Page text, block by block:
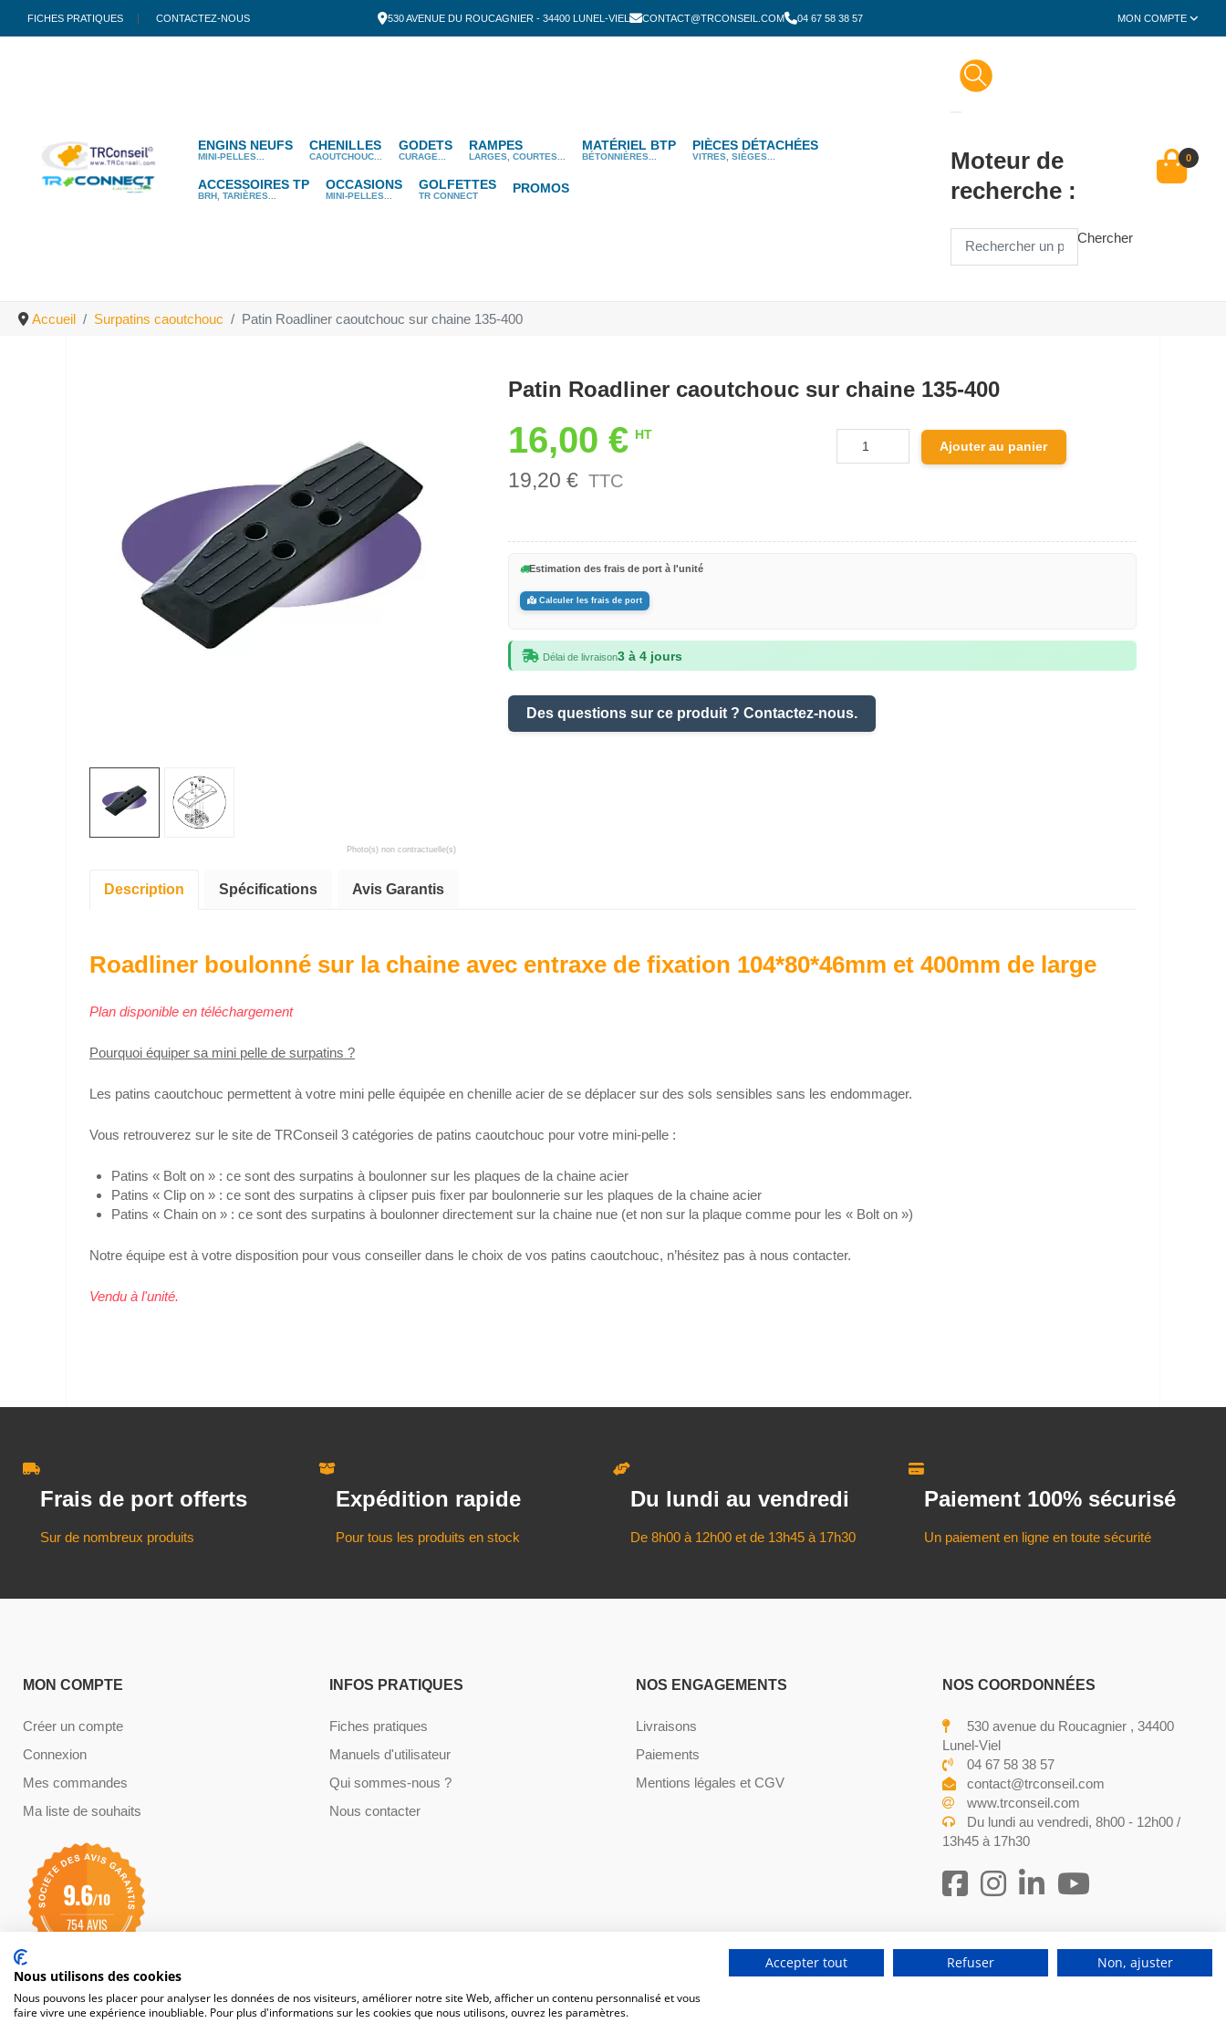
FICHES PRATIQUES CONTACTEZ-NOUS 530 AVENUE DU ROUCAGNIER - 34400 LUNEL-VIEL CONTACT@TRCONSEIL.COM 04 67 58 38 57 MON COMPTE
ENGINS NEUFS
MINI-PELLES...
CHENILLES
CAOUTCHOUC...
GODETS
CURAGE...
RAMPES
LARGES, COURTES...
MATÉRIEL BTP
BÉTONNIÈRES...
PIÈCES DÉTACHÉES
VITRES, SIÈGES...
ACCESSOIRES TP
BRH, TARIÈRES...
OCCASIONS
MINI-PELLES...
GOLFETTES
TR CONNECT PROMOS
Moteur de
recherche :
Chercher
0
Accueil Surpatins caoutchouc Patin Roadliner caoutchouc sur chaine 135-400
Photo(s) non contractuelle(s)
Patin Roadliner caoutchouc sur chaine 135-400
16,00 € HT
19,20 € TTC
Ajouter au panier
Estimation des frais de port à l'unité
Calculer les frais de port
Délai de livraison3 à 4 jours
Des questions sur ce produit ? Contactez-nous.
Description Spécifications Avis Garantis
Roadliner boulonné sur la chaine avec entraxe de fixation 104*80*46mm et 400mm de large
Plan disponible en téléchargement
Pourquoi équiper sa mini pelle de surpatins ?
Les patins caoutchouc permettent à votre mini pelle équipée en chenille acier de se déplacer sur des sols sensibles sans les endommager.
Vous retrouverez sur le site de TRConseil 3 catégories de patins caoutchouc pour votre mini-pelle :
Patins « Bolt on » : ce sont des surpatins à boulonner sur les plaques de la chaine acier
Patins « Clip on » : ce sont des surpatins à clipser puis fixer par boulonnerie sur les plaques de la chaine acier
Patins « Chain on » : ce sont des surpatins à boulonner directement sur la chaine nue (et non sur la plaque comme pour les « Bolt on »)
Notre équipe est à votre disposition pour vous conseiller dans le choix de vos patins caoutchouc, n’hésitez pas à nous contacter.
Vendu à l'unité.
Frais de port offerts
Sur de nombreux produits
Expédition rapide
Pour tous les produits en stock
Du lundi au vendredi
De 8h00 à 12h00 et de 13h45 à 17h30
Paiement 100% sécurisé
Un paiement en ligne en toute sécurité
MON COMPTE
Créer un compte
Connexion
Mes commandes
Ma liste de souhaits
9.6/10
754 AVIS
INFOS PRATIQUES
Fiches pratiques
Manuels d'utilisateur
Qui sommes-nous ?
Nous contacter
NOS ENGAGEMENTS
Livraisons
Paiements
Mentions légales et CGV
NOS COORDONNÉES
530 avenue du Roucagnier , 34400
Lunel-Viel
04 67 58 38 57
contact@trconseil.com
www.trconseil.com
Du lundi au vendredi, 8h00 - 12h00 /
13h45 à 17h30
Nous utilisons des cookies
Nous pouvons les placer pour analyser les données de nos visiteurs, améliorer notre site Web, afficher un contenu personnalisé et vous
faire vivre une expérience inoubliable. Pour plus d'informations sur les cookies que nous utilisons, ouvrez les paramètres.
Accepter tout Refuser Non, ajuster